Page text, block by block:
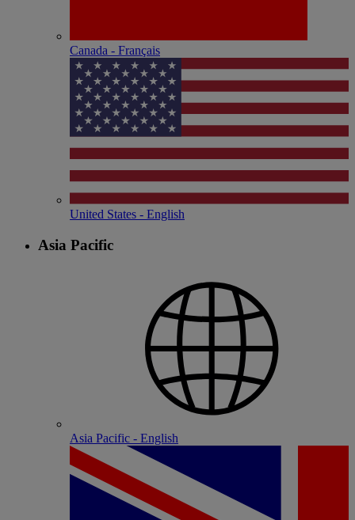
Canada - Français
United States - English
Asia Pacific
Asia Pacific - English